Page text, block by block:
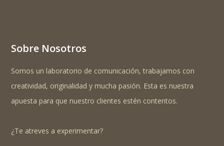
Sobre Nosotros
Somos un laboratorio de comunicación, trabajamos con
creatividad, originalidad y mucha pasión. Esta es nuestra
apuesta para que nuestro clientes estén contentos.
¿Te atreves a experimentar?